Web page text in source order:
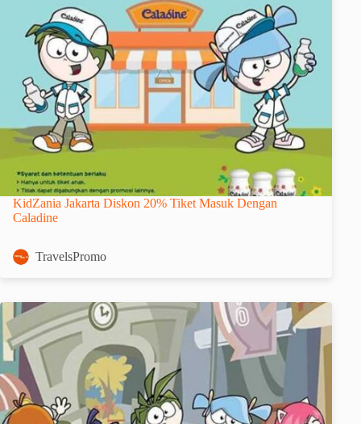
KidZania Jakarta Diskon 20% Tiket Masuk Dengan
Caladine
TravelsPromo